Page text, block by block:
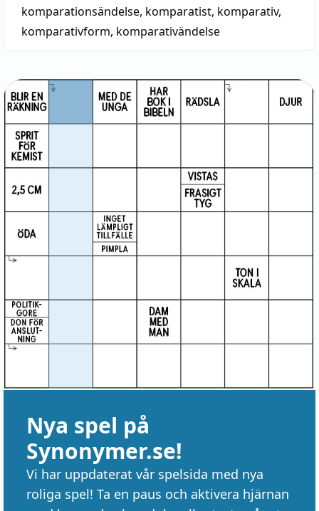
komparationsändelse, komparatist, komparativ,
komparativform, komparativändelse
Nya spel på
Synonymer.se!
Vi har uppdaterat vår spelsida med nya
roliga spel! Ta en paus och aktivera hjärnan